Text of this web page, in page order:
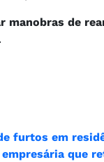
manobras de
furtos em
que